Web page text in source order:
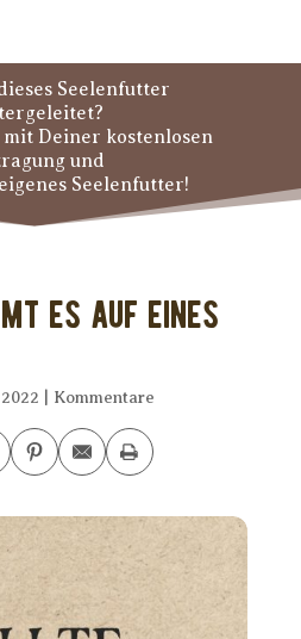
Seelenfutter
Deiner kostenlosen
und
Seelenfutter!
es auf eines
Kommentare